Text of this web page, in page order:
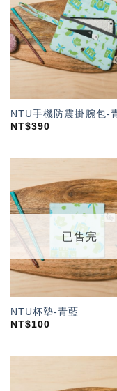
NTU手機防震掛腕包-
NT$390
已售完
NTU杯墊-青藍
NT$100